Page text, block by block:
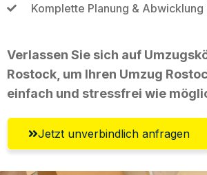
Komplette Planung & Abwicklung
Verlassen Sie sich auf
Rostock, um Ihren Umzug
einfach und stressfrei wie
Jetzt unverbindlich anfragen